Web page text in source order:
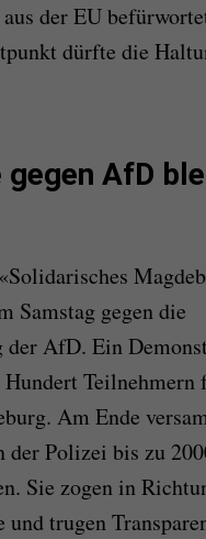
der EU
dürfte die
AfD
Samstag gegen die
der AfD. Ein
Teilnehmern
Am Ende
der Polizei bis zu
Sie zogen in
und trugen